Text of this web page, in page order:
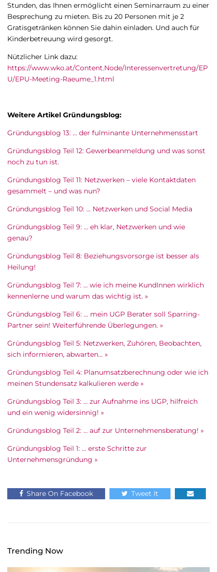
Stunden, das Ihnen ermöglicht einen Seminarraum zu einer
Besprechung zu mieten. Bis zu 20 Personen mit je 2
Gratisgetränken können Sie dahin einladen. Und auch für
Kinderbetreuung wird gesorgt.
Nützlicher Link dazu:
https://www.wko.at/Content.Node/Interessenvertretung/EP
U/EPU-Meeting-Raeume_1.html
Weitere Artikel Gründungsblog:
Gründungsblog 13: … der fulminante Unternehmensstart
Gründungsblog Teil 12: Gewerbeanmeldung und was sonst
noch zu tun ist.
Gründungsblog Teil 11: Netzwerken – viele Kontaktdaten
gesammelt – und was nun?
Gründungsblog Teil 10: … Netzwerken und Social Media
Gründungsblog Teil 9: … eh klar, Netzwerken und wie
genau?
Gründungsblog Teil 8: Beziehungsvorsorge ist besser als
Heilung!
Gründungsblog Teil 7: … wie ich meine KundInnen wirklich
kennenlerne und warum das wichtig ist. »
Gründungsblog Teil 6: … mein UGP Berater soll Sparring-
Partner sein! Weiterführende Überlegungen. »
Gründungsblog Teil 5: Netzwerken, Zuhören, Beobachten,
sich informieren, abwarten… »
Gründungsblog Teil 4: Planumsatzberechnung oder wie ich
meinen Stundensatz kalkulieren werde »
Gründungsblog Teil 3: … zur Aufnahme ins UGP, hilfreich
und ein wenig widersinnig! »
Gründungsblog Teil 2: … auf zur Unternehmensberatung! »
Gründungsblog Teil 1: … erste Schritte zur
Unternehmensgründung »
Share On Facebook Tweet It
Trending Now